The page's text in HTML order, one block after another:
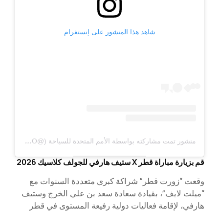
شاهد هذا المنشور على إنستغرام
منشور تمت مشاركته بواسطة الأمم المتحدة للسياحة (@UNWTO)
قم بزيارة مباراة قطر X ستيف هارفي للجولف كلاسيك 2026
وقعت “زورت قطر” شراكة كبرى متعددة السنوات مع
“ميلت لايف”، بقيادة سعادة سعد بن علي الخرج وستيف
هارفي، لإقامة فعاليات دولية رفيعة المستوى في قطر